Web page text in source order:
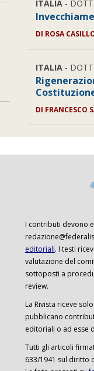
ITALIA -
DI ROSA
ITALIA -
DI FRANCESCO
I contributi devono
editoriali. I testi
valutazione del
sottoposti a
review.
La Rivista riceve
pubblicano
editoriali o ad esse
Tutti gli articoli
633/1941 sul diritto